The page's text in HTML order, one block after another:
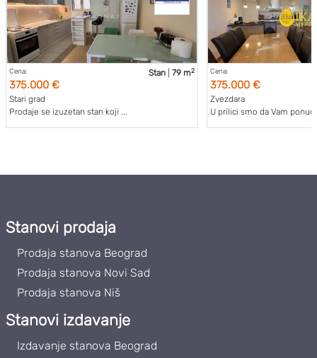
Cena:
375.000 €
Stan| 79 m2
Stari grad
Prodaje se izuzetan stan koji ...
Cena:
375.000 €
Zvezdara
U prilici smo da Vam
Stanovi prodaja
Prodaja stanova Beograd
Prodaja stanova Novi Sad
Prodaja stanova Niš
Stanovi izdavanje
Izdavanje stanova Beograd